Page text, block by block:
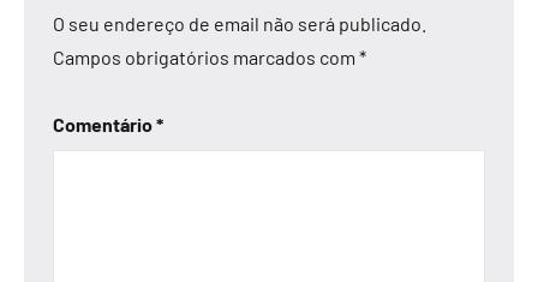
O seu endereço de email não será publicado.
Campos obrigatórios marcados com *
Comentário*